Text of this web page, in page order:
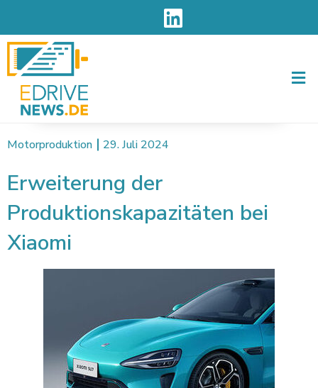
Motorproduktion 29. Juli 2024
Erweiterung der
Produktionskapazitäten bei
Xiaomi